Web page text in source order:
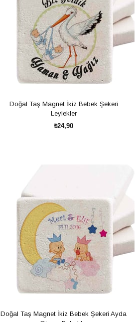
Doğal Taş Magnet İkiz Bebek Şekeri
Leylekler
₺24,90
Doğal Taş Magnet İkiz Bebek Şekeri Ayda